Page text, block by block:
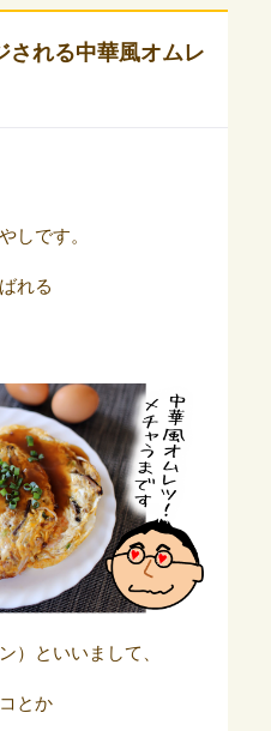
される中華風オムレ
しです。
れる
）といいまして、
とか